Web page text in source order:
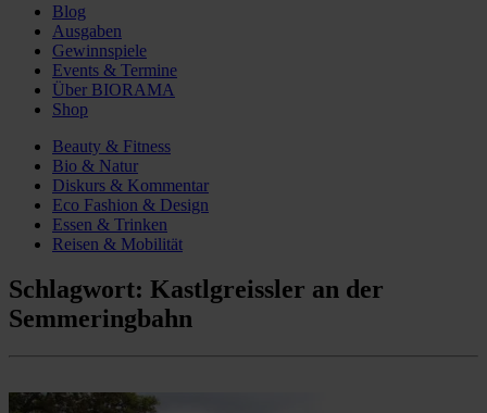
Blog
Ausgaben
Gewinnspiele
Events & Termine
Über BIORAMA
Shop
Beauty & Fitness
Bio & Natur
Diskurs & Kommentar
Eco Fashion & Design
Essen & Trinken
Reisen & Mobilität
Schlagwort: Kastlgreissler an der
Semmeringbahn